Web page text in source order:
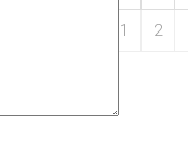
1 2